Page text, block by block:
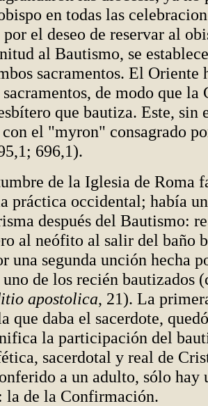
en todas las
el deseo de reservar al
al Bautismo, se
sacramentos. El Oriente
de modo que
que bautiza. Este, sin
el "myron" consagrado
696,1).
de la Iglesia de Roma
práctica occidental; había
después del Bautismo:
al neófito al salir del baño
una segunda unción hecha
uno de los recién bautizados
apostolica, 21). La
que daba el sacerdote,
la participación del
sacerdotal y real de
a un adulto, sólo hay
la de la Confirmación.